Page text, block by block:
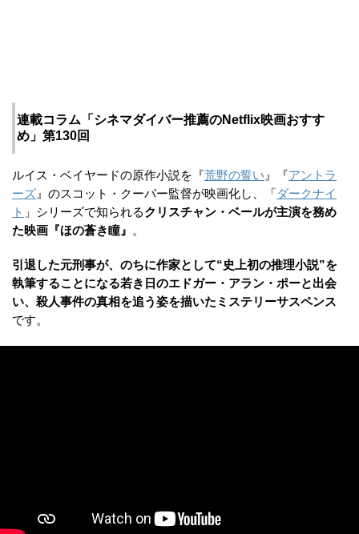
連載コラム「シネマダイバー推薦のNetflix映画おすす
め」第130回
ルイス・ベイヤードの原作小説を『荒野の誓い 』『アントラ
ーズ 』のスコット・クーパー監督が映画化し、「 ダークナイ
ト 」シリーズで知られるクリスチャン・ベールが主演を務め
た映画『ほの蒼き瞳』
。
引退した元刑事が、のちに作家として“史上初の推理小説”を
執筆することになる若き日のエドガー・アラン・ポーと出会
い、殺人事件の真相を追う姿を描いたミステリーサスペンス
です。